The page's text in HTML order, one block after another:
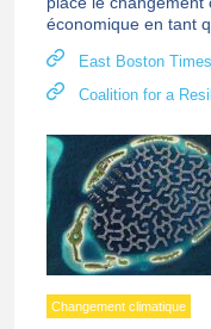
économique en tant
East Boston Times
Coalition for a
Changement climatique